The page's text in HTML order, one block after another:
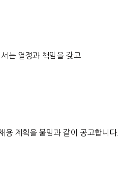
는 열정과 책임을 갖고
용 계획을 붙임과 같이 공고합니다.